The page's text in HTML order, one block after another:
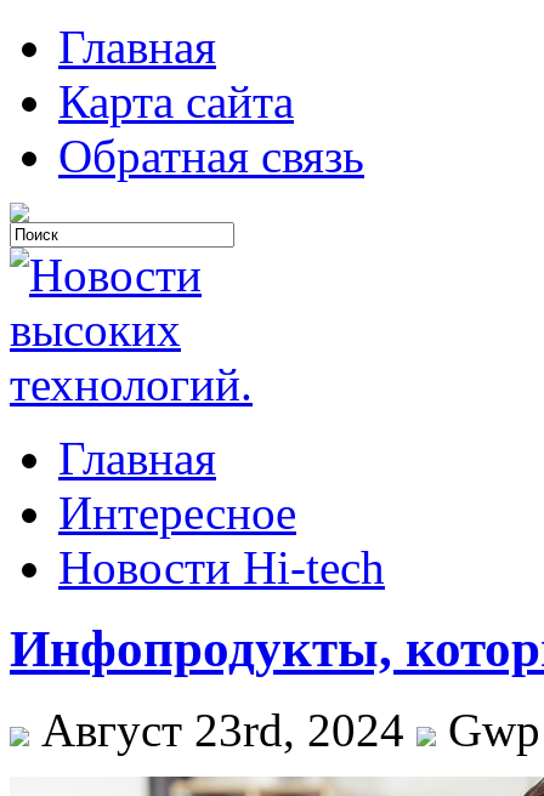
Главная
Карта сайта
Обратная связь
Главная
Интересное
Новости Hi-tech
Инфопродукты,
Август 23rd, 2024